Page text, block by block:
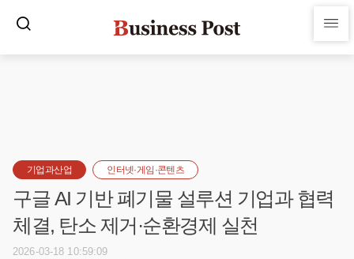
기업과산업 인터넷·게임·콘텐츠
구글 AI 기반 폐기물 설루션 기업과 협력
체결, 탄소 제거·순환경제 실천
2026-03-18 10:59:09